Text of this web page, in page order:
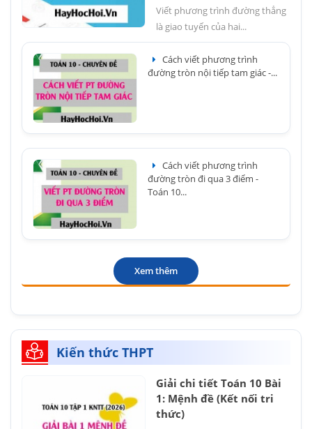
Viết phương trình đường thẳng
là giao tuyến của hai...
Cách viết phương trình
đường tròn nội tiếp tam giác -...
Cách viết phương trình
đường tròn đi qua 3 điểm -
Toán 10...
Xem thêm
Kiến thức THPT
Giải chi tiết Toán 10 Bài
1: Mệnh đề (Kết nối tri
thức)